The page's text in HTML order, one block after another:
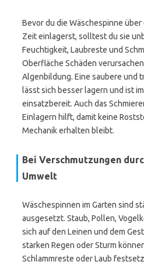
Bevor du die Wäschespinne
Zeit einlagerst, solltest du sie
Feuchtigkeit, Laubreste und
Oberfläche Schäden
Algenbildung. Eine saubere und
lässt sich besser lagern und ist
einsatzbereit. Auch das
Einlagern hilft, damit keine
Mechanik erhalten bleibt.
Bei Verschmutzungen
Umwelt
Wäschespinnen im Garten sind
ausgesetzt. Staub, Pollen,
sich auf den Leinen und dem
starken Regen oder Sturm
Schlammreste oder Laub